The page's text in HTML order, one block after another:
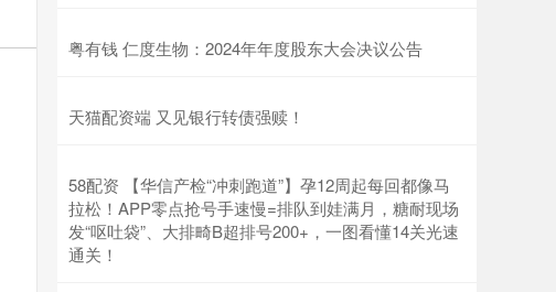
粤有钱 仁度生物：2024年年度股东大会决议公告
天猫配资端 又见银行转债强赎！
58配资 【华信产检“冲刺跑道”】孕12周起每回都像马
拉松！APP零点抢号手速慢=排队到娃满月，糖耐现场
发“呕吐袋”、大排畸B超排号200+，一图看懂14关光速
通关！